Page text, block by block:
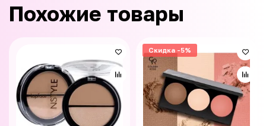
Похожие товары
Скидка -5%